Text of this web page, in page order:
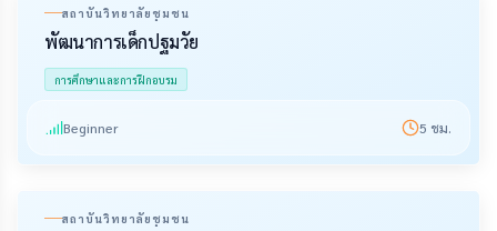
สถาบันวิทยาลัยชุมชน
พัฒนาการเด็กปฐมวัย
การศึกษาและการฝึกอบรม
Beginner 5 ชม.
สถาบันวิทยาลัยชุมชน